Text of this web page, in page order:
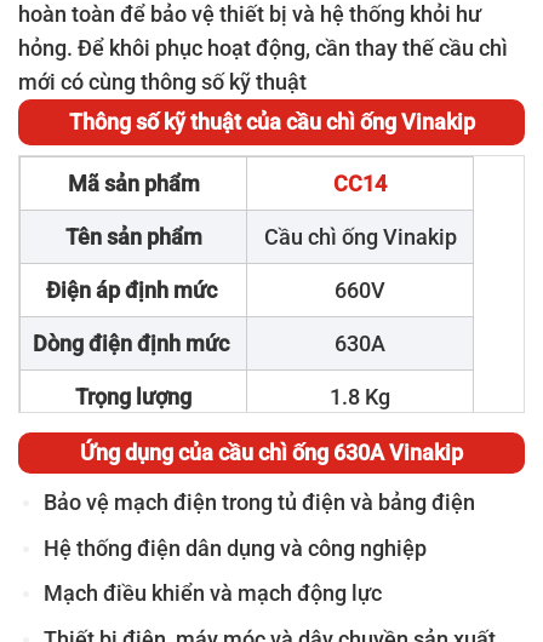
hoàn toàn để bảo vệ thiết bị và hệ thống khỏi hư
hỏng. Để khôi phục hoạt động, cần thay thế cầu chì
mới có cùng thông số kỹ thuật
Thông số kỹ thuật của cầu chì ống Vinakip
Mã sản phẩm CC14
Tên sản phẩm Cầu chì ống Vinakip
Điện áp định mức 660V
Dòng điện định mức 630A
Trọng lượng 1.8 Kg
Xuất xứ Việt Nam
Thương hiệu Vinakip
Ứng dụng của cầu chì ống 630A Vinakip
Bảo vệ mạch điện trong tủ điện và bảng điện
Hệ thống điện dân dụng và công nghiệp
Mạch điều khiển và mạch động lực